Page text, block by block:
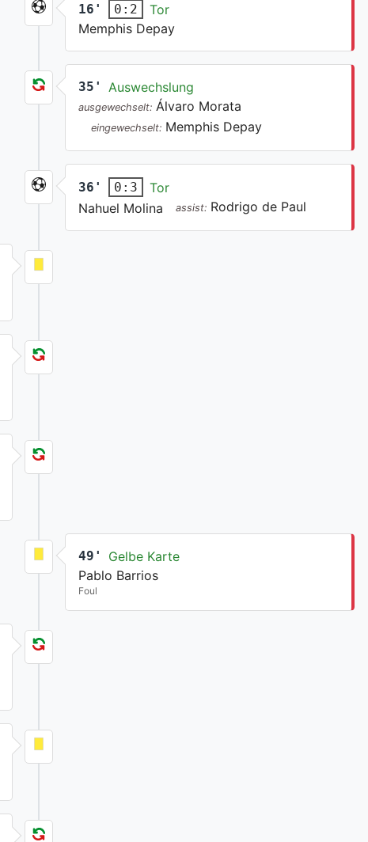
16' 0:2
Tor
Memphis Depay
35' Auswechslung
ausgewechselt: Álvaro Morata
eingewechselt: Memphis Depay
36' 0:3
Tor
Nahuel Molina
assist: Rodrigo de Paul
49'
Gelbe Karte
Pablo Barrios
Foul